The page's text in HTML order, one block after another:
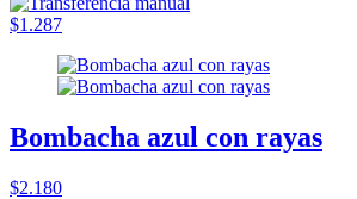
$1.287
Bombacha azul con rayas
$2.180